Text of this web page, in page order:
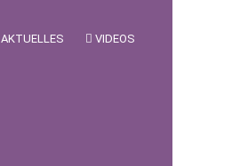
AKTUELLES VIDEOS